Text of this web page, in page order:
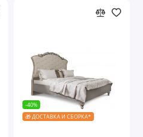
-40%
🎁 ДОСТАВКА И СБОРКА*